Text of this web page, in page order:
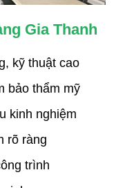
Gia Thanh
kỹ thuật cao
bảo thẩm mỹ
kinh nghiệm
rõ ràng
trình